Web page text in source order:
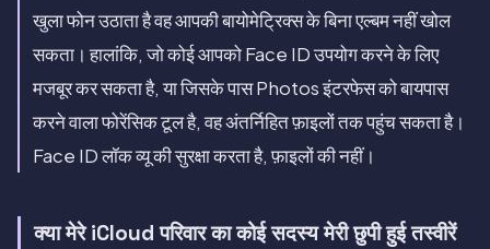
खुला फोन उठाता है वह आपकी बायोमेट्रिक्स के बिना एल्बम नहीं खोल
सकता। हालांकि, जो कोई आपको Face ID उपयोग करने के लिए
मजबूर कर सकता है, या जिसके पास Photos इंटरफेस को बायपास
करने वाला फोरेंसिक टूल है, वह अंतर्निहित फ़ाइलों तक पहुंच सकता है।
Face ID लॉक व्यू की सुरक्षा करता है, फ़ाइलों की नहीं।
क्या मेरे iCloud परिवार का कोई सदस्य मेरी छुपी हुई तस्वीरें